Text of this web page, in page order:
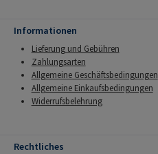
Informationen
Lieferung und Gebühren
Zahlungsarten
Allgemeine Geschäftsbedingungen
Allgemeine Einkaufsbedingungen
Widerrufsbelehrung
Rechtliches